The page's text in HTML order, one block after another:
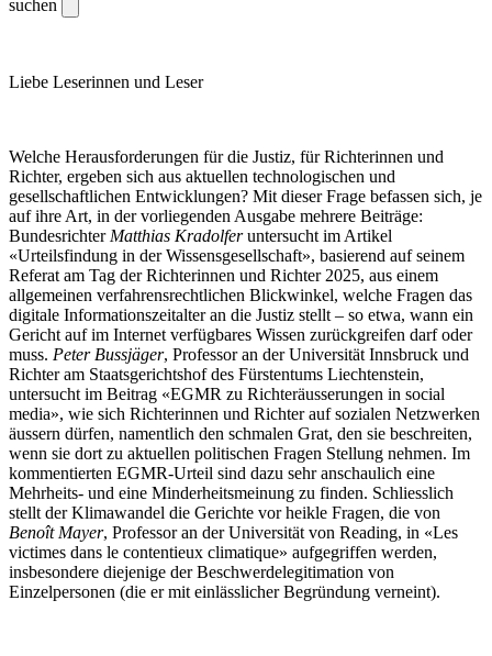
suchen
Liebe Leserinnen und Leser
Welche Herausforderungen für die Justiz, für Richterinnen und
Richter, ergeben sich aus aktuellen technologischen und
gesellschaftlichen Entwicklungen? Mit dieser Frage befassen sich, je
auf ihre Art, in der vorliegenden Ausgabe mehrere Beiträge:
Bundesrichter Matthias Kradolferuntersucht im Artikel
«Urteilsfindung in der Wissensgesellschaft», basierend auf seinem
Referat am Tag der Richterinnen und Richter 2025, aus einem
allgemeinen verfahrensrechtlichen Blickwinkel, welche Fragen das
digitale Informationszeitalter an die Justiz stellt – so etwa, wann ein
Gericht auf im Internet verfügbares Wissen zurückgreifen darf oder
muss. Peter Bussjäger, Professor an der Universität Innsbruck und
Richter am Staatsgerichtshof des Fürstentums Liechtenstein,
untersucht im Beitrag «EGMR zu Richteräusserungen in social
media», wie sich Richterinnen und Richter auf sozialen Netzwerken
äussern dürfen, namentlich den schmalen Grat, den sie beschreiten,
wenn sie dort zu aktuellen politischen Fragen Stellung nehmen. Im
kommentierten EGMR-Urteil sind dazu sehr anschaulich eine
Mehrheits- und eine Minderheitsmeinung zu finden. Schliesslich
stellt der Klimawandel die Gerichte vor heikle Fragen, die von
Benoît Mayer, Professor an der Universität von Reading, in «Les
victimes dans le contentieux climatique» aufgegriffen werden,
insbesondere diejenige der Beschwerdelegitimation von
Einzelpersonen (die er mit einlässlicher Begründung verneint).